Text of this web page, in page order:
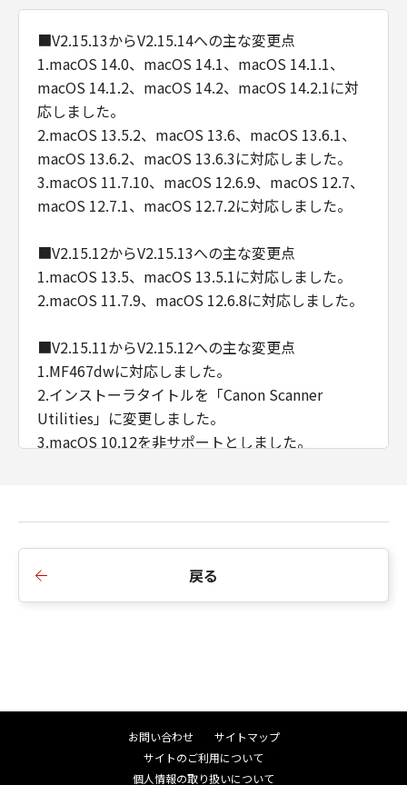
報・データのお客様への提供のために、「ソフ
トウェア」が、お客様の使用する「プリンタ
ー」の名称およびシリアル番号、「許諾ソフト
ウェア」の種類、言語の設定情報、インクまた
はトナーの情報、「プリンター」の状態に関す
る情報、地域情報、並びにOS・ブラウザーの種
類等の情報を送信する場合があること（但し、
送信されるこれらの情報にお客様の個人情報は
含まれません。）、および、(2)キヤノン、キヤ
ノンの子会社、それらの販売代理店および販売
後の製品開発や品質・サービスの向上のために
分析し、利用する場合があることを了解し、こ
れらに同意するものとします。
(1)
「許諾ソフトウェア」は、『現状のまま（AS-
IS）』の状態で使用許諾されます。キヤノン、
キヤノンの子会社、それらの販売代理店および
販売店、並びにキヤノンのライセンサーは、
「許諾ソフトウェア」に関して、商品性および
理店および販売店、並びにキヤノンのライセン
サーは、お客様が「許諾ソフトウェア」を使用
から生じた、機器の損傷またはデータ損失につ
いては、お客様のみが全責任を負います。
キヤノン、キヤノンの子会社、それらの販売代
■V2.15.13からV2.15.14への主な変更点
1.macOS 14.0、macOS 14.1、macOS 14.1.1、
macOS 14.1.2、macOS 14.2、macOS 14.2.1に対
応しました。
2.macOS 13.5.2、macOS 13.6、macOS 13.6.1、
macOS 13.6.2、macOS 13.6.3に対応しました。
3.macOS 11.7.10、macOS 12.6.9、macOS 12.7、
macOS 12.7.1、macOS 12.7.2に対応しました。
■V2.15.12からV2.15.13への主な変更点
1.macOS 13.5、macOS 13.5.1に対応しました。
2.macOS 11.7.9、macOS 12.6.8に対応しました。
■V2.15.11からV2.15.12への主な変更点
1.MF467dwに対応しました。
2.インストーラタイトルを「Canon Scanner
Utilities」に変更しました。
3.macOS 10.12を非サポートとしました。
■V2.15.10からV2.15.11への主な変更点
macOS 11.7.4、macOS 12.6.1、macOS 12.6.2、
macOS 12.6.3に対応しました。
戻る
お問い合わせ
サイトマップ
サイトのご利用について
個人情報の取り扱いについて